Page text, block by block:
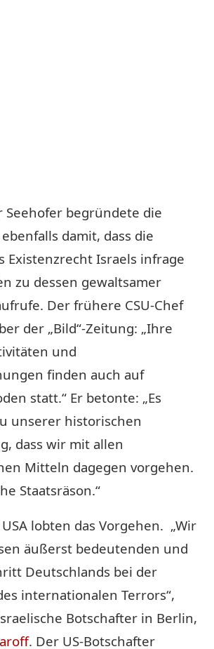
begründete die
damit, dass die
Existenzrecht Israels infrage
zu dessen gewaltsamer
Der frühere CSU-Chef
der „Bild“-Zeitung: „Ihre
und
finden auch auf
statt.“ Er betonte: „Es
unserer historischen
dass wir mit allen
Mitteln dagegen vorgehen.
Staatsräson.“
lobten das Vorgehen. „Wir
äußerst bedeutenden und
Deutschlands bei der
internationalen Terrors“,
Botschafter in Berlin,
. Der US-Botschafter